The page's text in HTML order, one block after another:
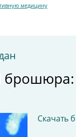
медицину
Скачать